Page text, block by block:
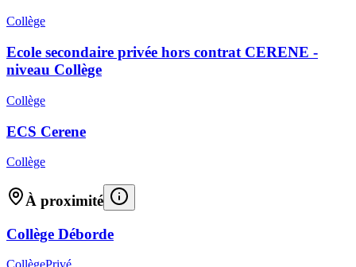
Collège
Ecole secondaire privée hors contrat CERENE -
niveau Collège
Collège
ECS Cerene
Collège
À proximité
Collège Déborde